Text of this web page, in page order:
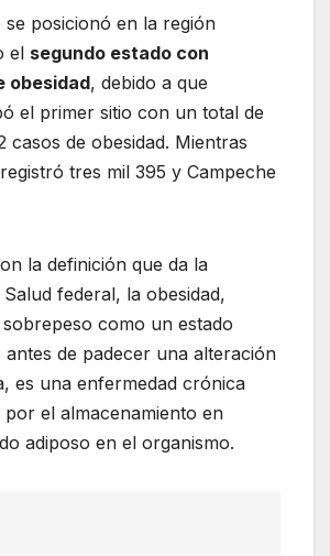
se posicionó en la región
el segundo estado con
obesidad, debido a que
el primer sitio con un total de
casos de obesidad. Mientras
tres mil 395 y Campeche
la definición que da la
federal, la obesidad,
como un estado
de padecer una alteración
es una enfermedad crónica
el almacenamiento en
adiposo en el organismo.